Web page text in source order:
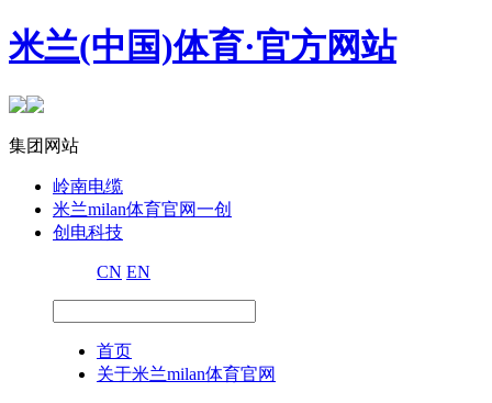
米兰(中国)体育·官方网站
集团网站
岭南电缆
米兰milan体育官网一创
创电科技
CN EN
首页
关于米兰milan体育官网